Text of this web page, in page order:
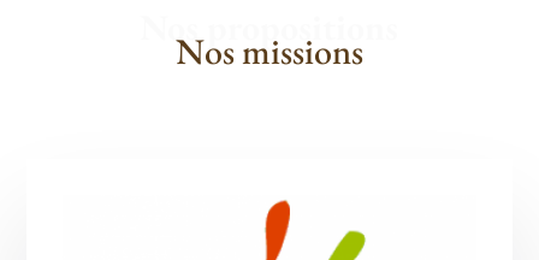
Nos propositions
Nos missions